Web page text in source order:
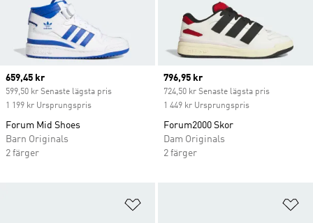
Current price
659,45 kr
599,50 kr Senaste lägsta pris
1 199 kr Ursprungspris
Forum Mid Shoes
Barn Originals
2 färger
Current price
796,95 kr
724,50 kr Senaste lägsta pris
1 449 kr Ursprungspris
Forum2000 Skor
Dam Originals
2 färger